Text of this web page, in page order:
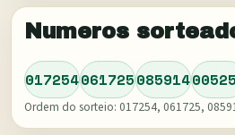
Numeros
017254061725085914
Ordem do sorteio: 017254, 061725,